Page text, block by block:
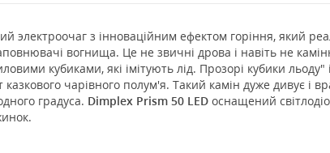
электроочаг з інноваційним ефектом горіння, який
вогнища. Це не звичні дрова і навіть не
кубиками, які імітують лід. Прозорі кубики
чарівного полум'я. Такий камін дуже дивує і
градуса. Dimplex Prism 50 LED оснащений